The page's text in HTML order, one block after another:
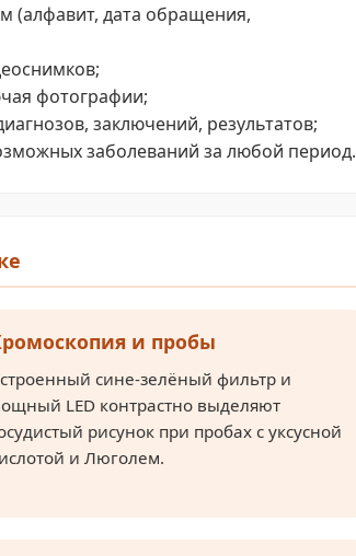
(алфавит, дата обращения,
фотографии;
заключений, результатов;
заболеваний за любой период.
и пробы
сине-зелёный фильтр и
LED контрастно выделяют
рисунок при пробах с уксусной
и Люголем.